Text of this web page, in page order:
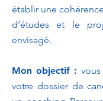
établir une
d’études et le
envisagé.
Mon objectif :
votre dossier de